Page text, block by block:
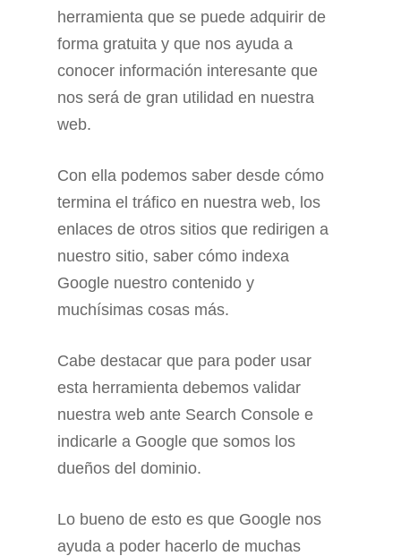
herramienta que se puede adquirir de
forma gratuita y que nos ayuda a
conocer información interesante que
nos será de gran utilidad en nuestra
web.
Con ella podemos saber desde cómo
termina el tráfico en nuestra web, los
enlaces de otros sitios que redirigen a
nuestro sitio, saber cómo indexa
Google nuestro contenido y
muchísimas cosas más.
Cabe destacar que para poder usar
esta herramienta debemos validar
nuestra web ante Search Console e
indicarle a Google que somos los
dueños del dominio.
Lo bueno de esto es que Google nos
ayuda a poder hacerlo de muchas